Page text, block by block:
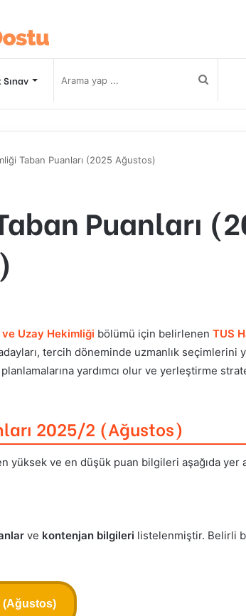
Arama
Taban Puanları (2025 Ağustos)
Puanları
ve Uzay Hekimliği bölümü için belirlenen TUS
tercih döneminde uzmanlık seçimlerini
yardımcı olur ve yerleştirme
2025/2 (Ağustos)
yüksek ve en düşük puan bilgileri aşağıda yer
ve kontenjan bilgileri listelenmiştir. Belirli
(Ağustos)